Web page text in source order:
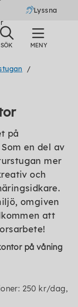
Lyssna
på
en del av
mer
och
omgiven
att
på våning
250 kr/dag,